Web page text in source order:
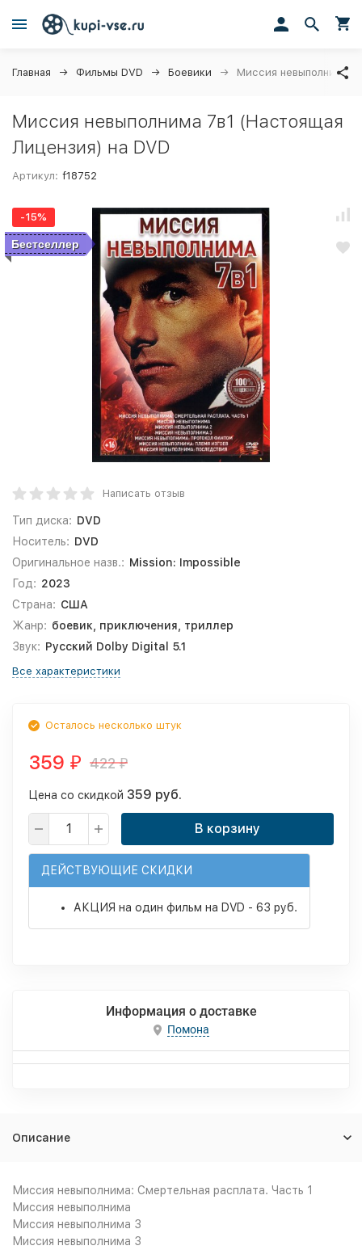
Главная Фильмы DVD Боевики Миссия невыполнима
Миссия невыполнима 7в1 (Настоящая
Лицензия) на DVD
Артикул: f18752
-15%
Бестселлер
Написать отзыв
Тип диска: DVD
Носитель: DVD
Оригинальное назв.: Mission: Impossible
Год: 2023
Страна: США
Жанр: боевик, приключения, триллер
Звук: Русский Dolby Digital 5.1
Все характеристики
Осталось несколько штук
359 ₽ 422₽
Цена со скидкой 359 руб.
В корзину
ДЕЙСТВУЮЩИЕ СКИДКИ
АКЦИЯ на один фильм на DVD - 63 руб.
Информация о доставке
Помона
Описание
Миссия невыполнима: Смертельная расплата. Часть 1
Миссия невыполнима
Миссия невыполнима 3
Миссия невыполнима 3